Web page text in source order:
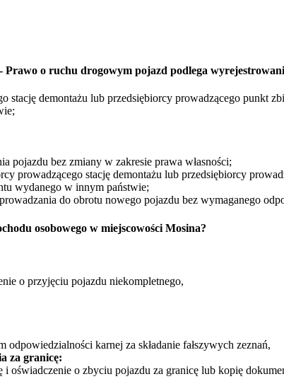
Prawo o ruchu drogowym pojazd podlega
stację demontażu lub przedsiębiorcy prowadzącego punkt
pojazdu bez zmiany w zakresie prawa własności;
prowadzącego stację demontażu lub przedsiębiorcy
wydanego w innym państwie;
do obrotu nowego pojazdu bez wymaganego
osobowego w miejscowości Mosina?
o przyjęciu pojazdu niekompletnego,
odpowiedzialności karnej za składanie fałszywych zeznań,
za granicę:
oświadczenie o zbyciu pojazdu za granicę lub kopię